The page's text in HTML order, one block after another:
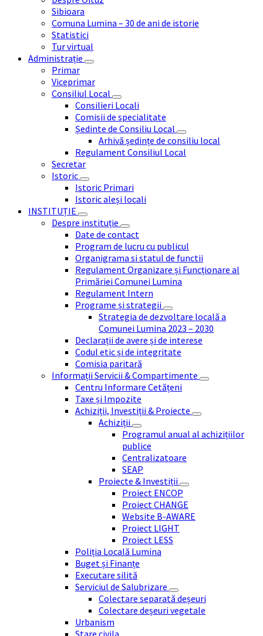
Sibioara
Comuna Lumina – 30 de ani de istorie
Statistici
Tur virtual
Administrație
Primar
Viceprimar
Consiliul Local
Consilieri Locali
Comisii de specialitate
Ședinte de Consiliu Local
Arhivă ședințe de consiliu local
Regulament Consiliul Local
Secretar
Istoric
Istoric Primari
Istoric aleși locali
INSTITUȚIE
Despre instituție
Date de contact
Program de lucru cu publicul
Organigrama si statul de functii
Regulament Organizare și Funcționare al
Primăriei Comunei Lumina
Regulament Intern
Programe și strategii
Strategia de dezvoltare locală a
Comunei Lumina 2023 – 2030
Declarații de avere și de interese
Codul etic și de integritate
Comisia paritară
Informații Servicii & Compartimente
Centru Informare Cetățeni
Taxe și Impozite
Achiziții, Investiții & Proiecte
Achiziții
Programul anual al achizițiilor
publice
Centralizatoare
SEAP
Proiecte & Investiții
Proiect ENCOP
Proiect CHANGE
Website B-AWARE
Proiect LIGHT
Proiect LESS
Poliția Locală Lumina
Buget și Finanțe
Executare silită
Serviciul de Salubrizare
Colectare separată deșeuri
Colectare deșeuri vegetale
Urbanism
Stare civila